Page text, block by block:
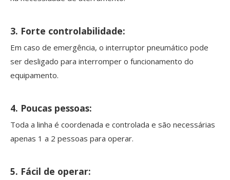
3. Forte controlabilidade:
Em caso de emergência, o interruptor pneumático pode
ser desligado para interromper o funcionamento do
equipamento.
4. Poucas pessoas:
Toda a linha é coordenada e controlada e são necessárias
apenas 1 a 2 pessoas para operar.
5. Fácil de operar: